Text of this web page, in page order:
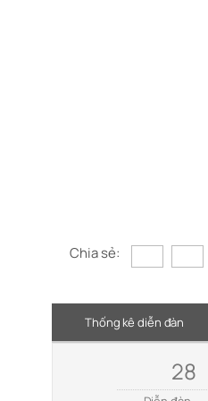
Chia sẻ:
Thống kê diễn đàn
28